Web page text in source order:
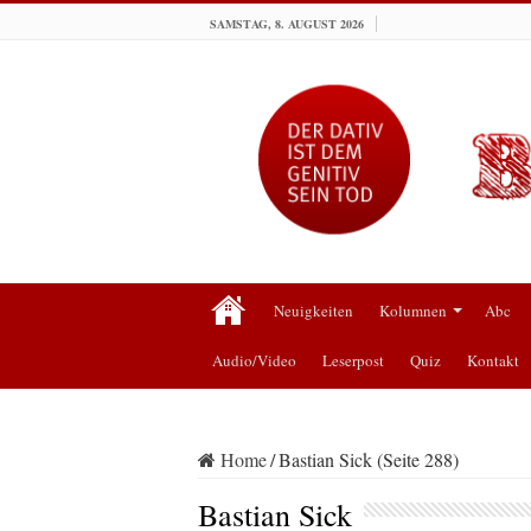
SAMSTAG, 8. AUGUST 2026
Neuigkeiten Kolumnen Abc
Audio/Video Leserpost Quiz Kontakt
Home/Bastian Sick (Seite 288)
Bastian Sick